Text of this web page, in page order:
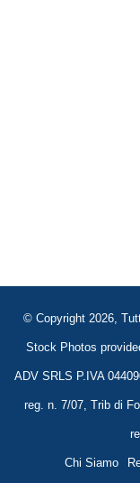
© Copyright 2026,
Stock Photos
ADV SRLS P.IVA
reg. n. 7/07, Trib di
Chi Siamo